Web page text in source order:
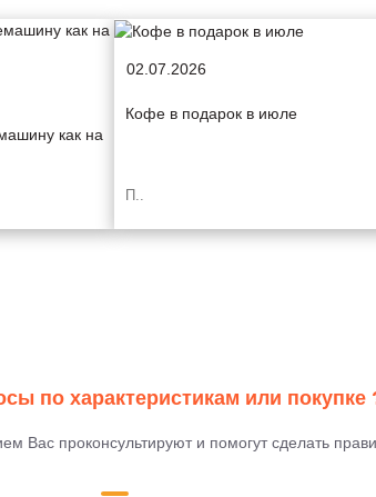
как на
02.07.2026
Кофе в подарок в июле
П..
по характеристикам или покупке
Вас проконсультируют и помогут сделать